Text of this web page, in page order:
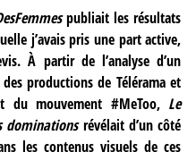
publiait les résultats
j’avais pris une part active,
À partir de l’analyse d’un
productions de Télérama et
du mouvement #MeToo, Le
dominationsrévélait d’un côté
les contenus visuels de ces